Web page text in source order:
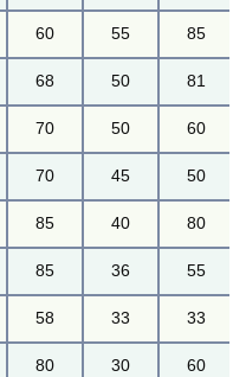
60 55 85
68 50 81
70 50 60
70 45 50
85 40 80
85 36 55
58 33 33
80 30 60